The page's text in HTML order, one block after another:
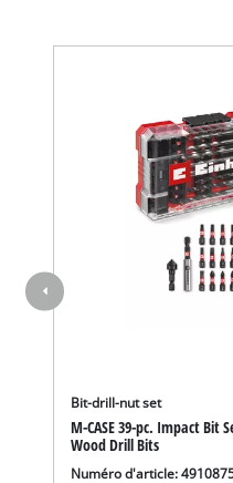
Bit-drill-nut set
M-CASE 39-pc. Impact
Wood Drill Bits
Numéro d'article: